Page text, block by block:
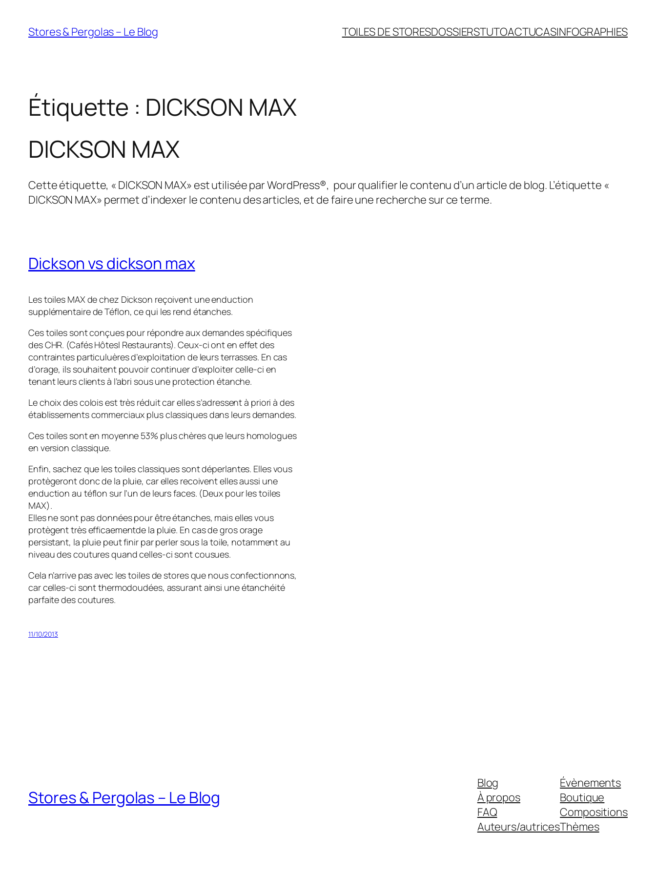
contenu
Stores & Pergolas – Le Blog TOILES DE STORESDOSSIERSTUTOACTUCASINFOGRAPHIES
Étiquette : DICKSON MAX
DICKSON MAX
Cette étiquette, « DICKSON MAX» est utilisée par WordPress®, pour qualifier le contenu d’un article de blog. L’étiquette «
DICKSON MAX» permet d’indexer le contenu des articles, et de faire une recherche sur ce terme.
Dickson vs dickson max
Les toiles MAX de chez Dickson reçoivent une enduction
supplémentaire de Téflon, ce qui les rend étanches.
Ces toiles sont conçues pour répondre aux demandes spécifiques
des CHR. (Cafés Hôtesl Restaurants). Ceux-ci ont en effet des
contraintes particuluères d’exploitation de leurs terrasses. En cas
d’orage, ils souhaitent pouvoir continuer d’exploiter celle-ci en
tenant leurs clients à l’abri sous une protection étanche.
Le choix des colois est très réduit car elles s’adressent à priori à des
établissements commerciaux plus classiques dans leurs demandes.
Ces toiles sont en moyenne 53% plus chères que leurs homologues
en version classique.
Enfin, sachez que les toiles classiques sont déperlantes. Elles vous
protègeront donc de la pluie, car elles recoivent elles aussi une
enduction au téflon sur l’un de leurs faces. (Deux pour les toiles
MAX).
Elles ne sont pas données pour être étanches, mais elles vous
protègent très efficaementde la pluie. En cas de gros orage
persistant, la pluie peut finir par perler sous la toile, notamment au
niveau des coutures quand celles-ci sont cousues.
Cela n’arrive pas avec les toiles de stores que nous confectionnons,
car celles-ci sont thermodoudées, assurant ainsi une étanchéité
parfaite des coutures.
11/10/2013
Stores & Pergolas – Le Blog
Blog
À propos
FAQ
Auteurs/autrices
Évènements
Boutique
Compositions
Thèmes